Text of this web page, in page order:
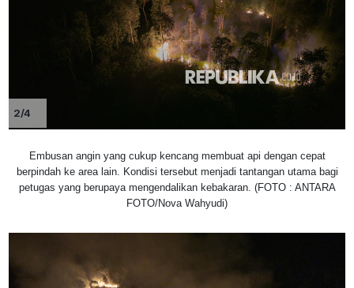
2/4
Embusan angin yang cukup kencang membuat api dengan cepat
berpindah ke area lain. Kondisi tersebut menjadi tantangan utama bagi
petugas yang berupaya mengendalikan kebakaran. (FOTO : ANTARA
FOTO/Nova Wahyudi)